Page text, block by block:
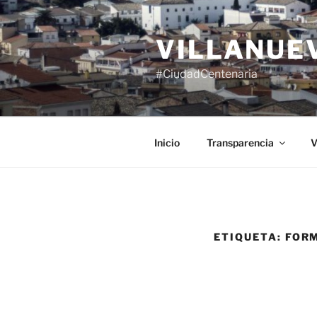
Saltar
al
contenido
#CiudadCentenaria
Inicio Transparencia
ETIQUETA: